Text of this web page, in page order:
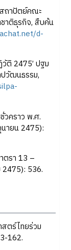
สถาปัตย์คณะ
าติธุรกิจ, สืบค้น
d-
ติ 2475’ ปฐม
ปวัฒนธรรม,
คราว พ.ศ.
ายน 2475):
ตรา 13 –
2475): 536.
ตร์ไทยร่วม
162.